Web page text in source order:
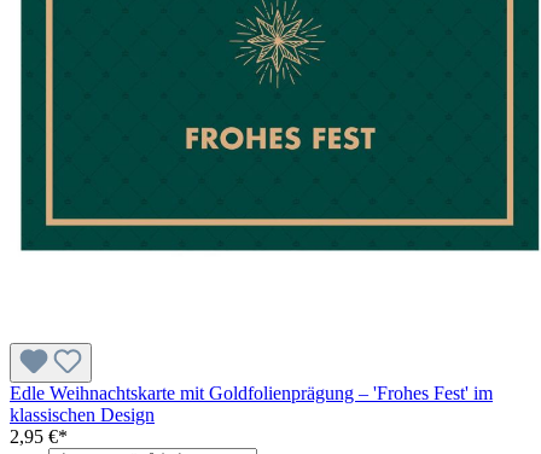
Edle Weihnachtskarte mit Goldfolienprägung – 'Frohes Fest' im
klassischen Design
2,95 €*